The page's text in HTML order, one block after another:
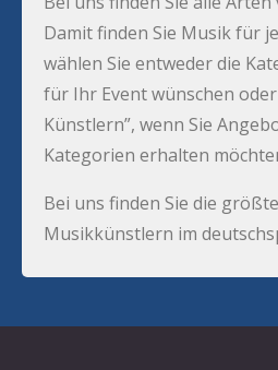
Damit finden Sie Musik für
wählen Sie entweder die
für Ihr Event wünschen
Künstlern”, wenn Sie
Kategorien erhalten
Bei uns finden Sie die
Musikkünstlern im